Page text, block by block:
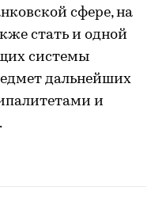
сфере, на
стать и одной
системы
дальнейших
и